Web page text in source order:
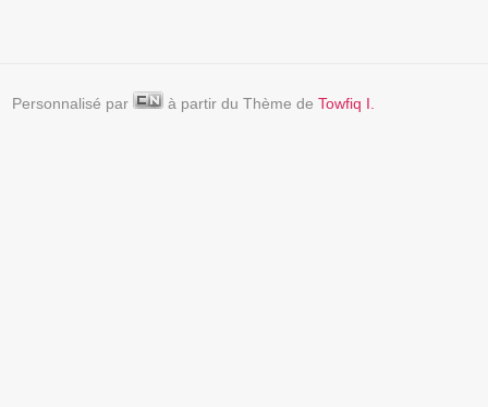
Personnalisé par à partir du Thème deTowfiq I.